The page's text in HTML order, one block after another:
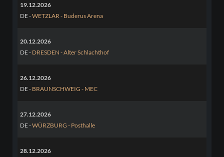
19.12.2026
DE -WETZLAR - Buderus Arena
20.12.2026
DE - DRESDEN - Alter Schlachthof
26.12.2026
DE - BRAUNSCHWEIG - MEC
27.12.2026
DE -WÜRZBURG - Posthalle
28.12.2026